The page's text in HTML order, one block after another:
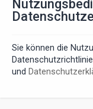
Sie können die
und